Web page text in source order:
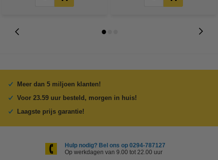
Meer dan 5 miljoen klanten!
Voor 23.59 uur besteld, morgen in huis!
Laagste prijs garantie!
Hulp nodig? Bel ons op 0294-787127
Op werkdagen van 9.00 tot 22.00 uur